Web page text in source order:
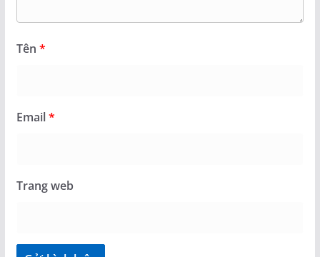
Tên *
Email*
Trang web